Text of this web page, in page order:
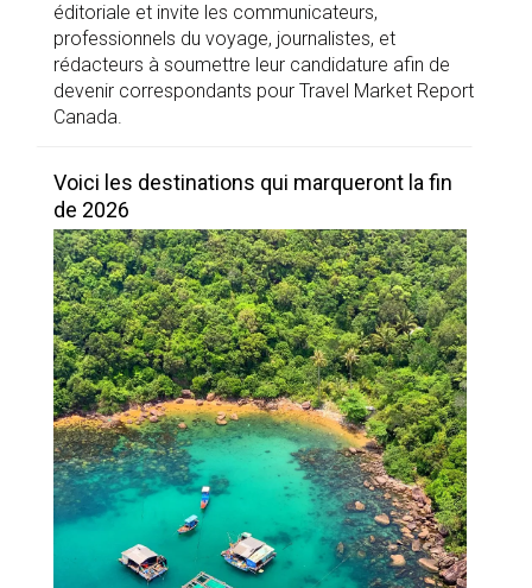
éditoriale et invite les communicateurs,
professionnels du voyage, journalistes, et
rédacteurs à soumettre leur candidature afin de
devenir correspondants pour Travel Market Report
Canada.
Voici les destinations qui marqueront la fin
de 2026